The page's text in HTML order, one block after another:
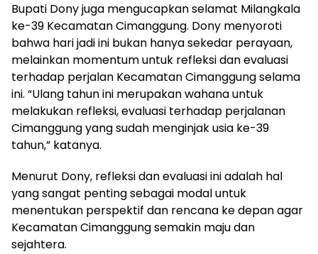
Bupati Dony juga mengucapkan selamat Milangkala
ke-39 Kecamatan Cimanggung. Dony menyoroti
bahwa hari jadi ini bukan hanya sekedar perayaan,
melainkan momentum untuk refleksi dan evaluasi
terhadap perjalan Kecamatan Cimanggung selama
ini. “Ulang tahun ini merupakan wahana untuk
melakukan refleksi, evaluasi terhadap perjalanan
Cimanggung yang sudah menginjak usia ke-39
tahun,” katanya.
Menurut Dony, refleksi dan evaluasi ini adalah hal
yang sangat penting sebagai modal untuk
menentukan perspektif dan rencana ke depan agar
Kecamatan Cimanggung semakin maju dan
sejahtera.